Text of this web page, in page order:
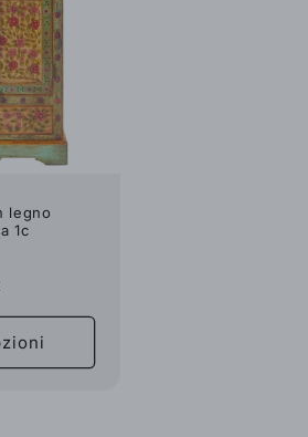
legno
1c